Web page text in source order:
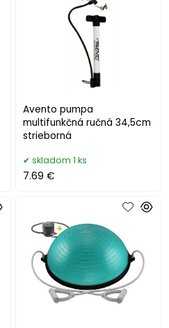
Avento pumpa
multifunkčná ručná 34,5cm
strieborná
skladom 1 ks
7.69 €